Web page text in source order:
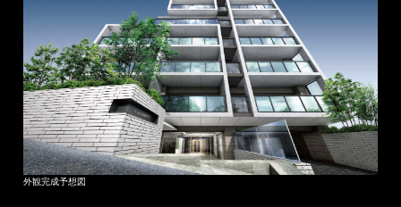
外観完成予想図